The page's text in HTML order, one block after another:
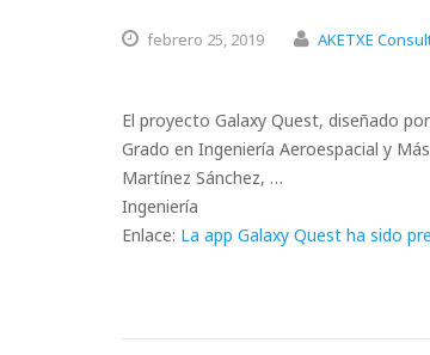
febrero 25, 2019 AKETXE
El proyecto Galaxy Quest, diseñado
Grado en Ingeniería Aeroespacial y
Martínez Sánchez, …
Ingeniería
Enlace: La app Galaxy Quest ha sido